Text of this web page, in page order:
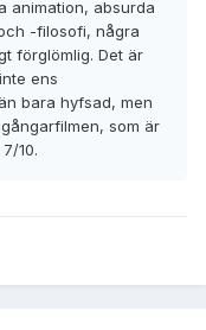
animation, absurda
-filosofi, några
förglömlig. Det är
ens
bara hyfsad, men
som är
10.